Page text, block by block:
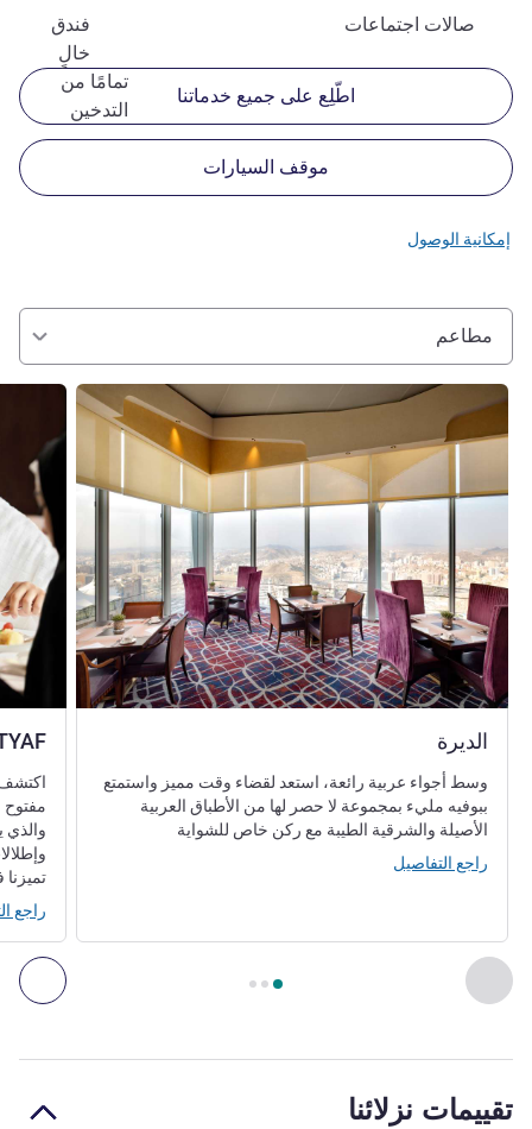
صالات اجتماعات
فندق
خالٍ
تمامًا من
التدخين
اطّلِع على جميع خدماتنا
موقف السيارات
إمكانية الوصول
مطاعم
السابق - المطعمالصفحة
الديرة
راجع التفاصيل
وسط أجواء عربية رائعة، استعد لقضاء وقت مميز واستمتع
ببوفيه مليء بمجموعة لا حصر لها من الأطباق العربية
الأصيلة والشرقية الطيبة مع ركن خاص للشواية
راجع التفاصيل
راجع
مفتوح
والذي
راجع
تقييمات نزلائنا